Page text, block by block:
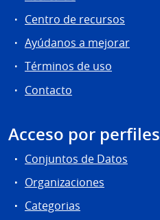
Centro de recursos
Ayúdanos a mejorar
Términos de uso
Contacto
Acceso por perfiles
Conjuntos de Datos
Organizaciones
Categorias